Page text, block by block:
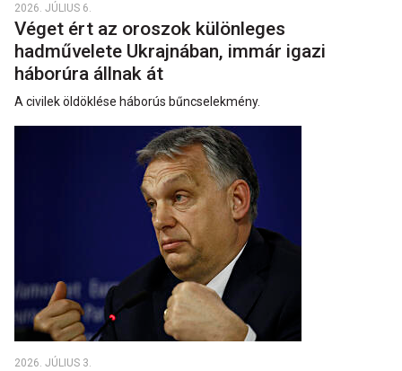
2026. JÚLIUS 6.
Véget ért az oroszok különleges
hadművelete Ukrajnában, immár igazi
háborúra állnak át
A civilek öldöklése háborús bűncselekmény.
2026. JÚLIUS 3.